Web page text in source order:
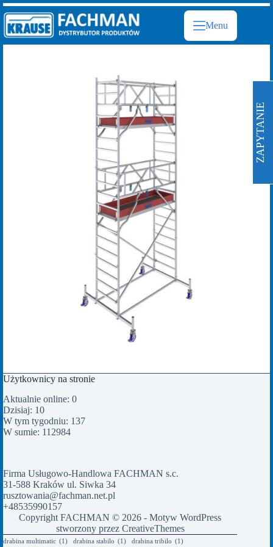
Przejdź
do
treści
Menu
Użytkownicy na stronie
Aktualnie online: 0
Dzisiaj: 10
W tym tygodniu: 137
W sumie: 112984
Firma Usługowo-Handlowa FACHMAN s.c.
31-588 Kraków ul. Siwka 34
rusztowania@fachman.net.pl
+48535990157
Copyright FACHMAN © 2026 - Motyw WordPress
stworzony przez CreativeThemes
drabina multimatic (1) drabina stabilo (1) drabina tribilo (1)
ZAPYTANIE